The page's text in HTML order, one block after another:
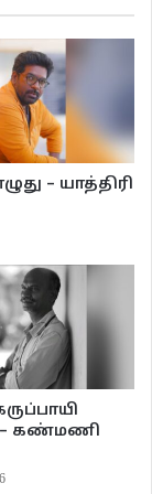
விழும் இருவரின்
வளத்தி!”
சிகரெட்டோடு
இப்போது நிழல்கள்
கைகளை
தரையில் அதையே
என்று சிரித்தான்.
அவளே அறியாமல்
ஒரே சமன்பாட்டில்
இப்படிக் கண்
கையை
– யாத்திரி
– கண்மணி